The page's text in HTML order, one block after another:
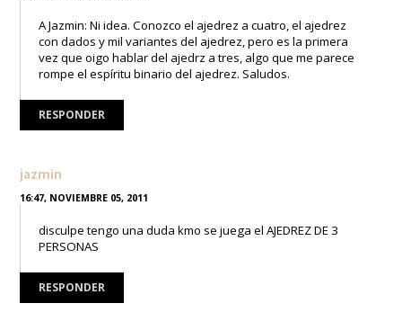
A Jazmin: Ni idea. Conozco el ajedrez a cuatro, el ajedrez
con dados y mil variantes del ajedrez, pero es la primera
vez que oigo hablar del ajedrz a tres, algo que me parece
rompe el espíritu binario del ajedrez. Saludos.
RESPONDER
jazmin
16:47, NOVIEMBRE 05, 2011
disculpe tengo una duda kmo se juega el AJEDREZ DE 3
PERSONAS
RESPONDER